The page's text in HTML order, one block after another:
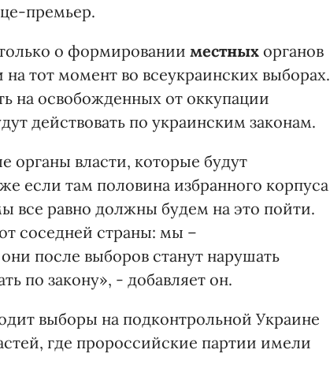
премьер.
о формировании местных органов
тот момент во всеукраинских выборах.
на освобожденных от оккупации
действовать по украинским законам.
власти, которые будут
если там половина избранного корпуса
все равно должны будем на это пойти.
соседней страны: мы –
после выборов станут нарушать
по закону», - добавляет он.
выборы на подконтрольной Украине
где пророссийские партии имели